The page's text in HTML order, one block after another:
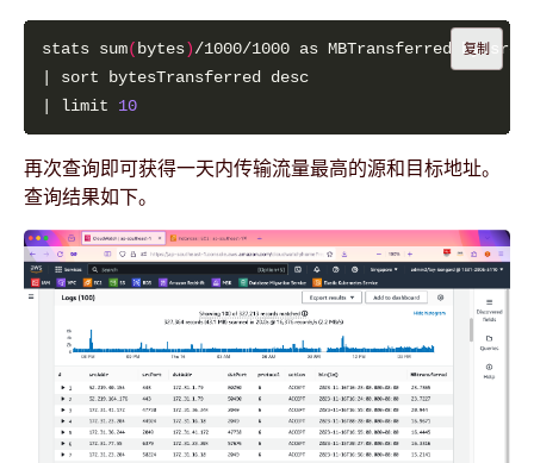
stats sum(bytes)
| limit 10
复制
再次查询即可获得一天内传输流量最高的源和目标地址。
查询结果如下。